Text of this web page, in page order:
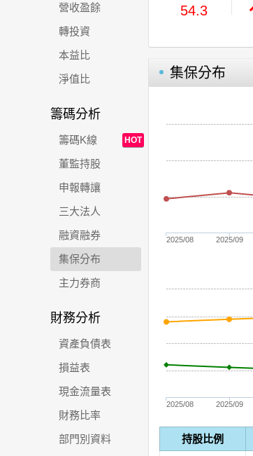
營收盈餘
轉投資
本益比
淨值比
籌碼分析
籌碼K線 HOT
董監持股
申報轉讓
三大法人
融資融券
集保分布
主力券商
財務分析
資產負債表
損益表
現金流量表
財務比率
部門別資料
54.3
集保分布
2025/08 2025/09
2025/08 2025/09
持股比例